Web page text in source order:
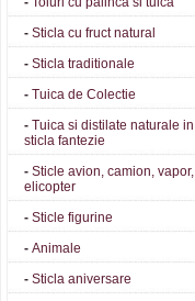
- Sticla cu fruct natural
- Sticla traditionale
- Tuica de Colectie
- Tuica si distilate naturale in
sticla fantezie
- Sticle avion, camion, vapor,
elicopter
- Sticle figurine
- Animale
- Sticla aniversare